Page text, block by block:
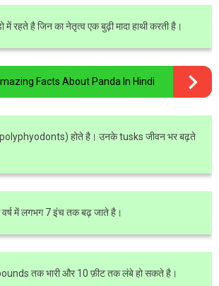
में रहते है जिन का नेतृत्व एक बुढ़ी मादा हाथी करती है।
Facts About Panda In Hindi
(polyphyodonts) होते है। उनके tusks जीवन भर बढ़ते
में लगभग 7 इंच तक बढ़ जाते है।
तक भारी और 10 फ़ीट तक लंबे हो सकते है।